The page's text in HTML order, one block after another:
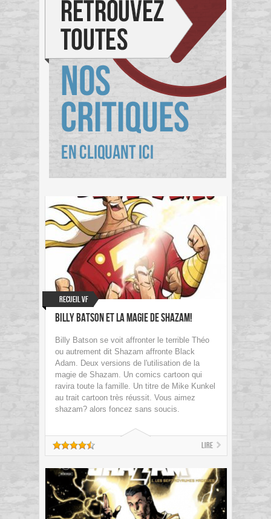
Recueil VF
Billy Batson et la magie de Shazam!
Billy Batson se voit affronter le terrible Théo
ou autrement dit Shazam affronte Black
Adam. Deux versions de l'utilisation de la
magie de Shazam. Un comics cartoon qui
ravira toute la famille. Un titre de Mike Kunkel
au trait cartoon très réussit. Vous aimez
shazam? alors foncez sans soucis.
Lire